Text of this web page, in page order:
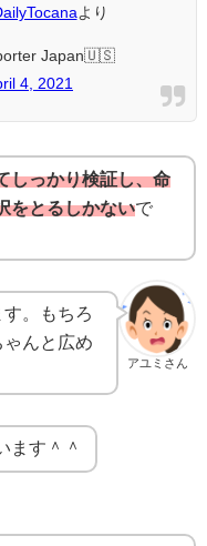
より
Japan🇺🇸
4, 2021
しっかり検証し、命
をとるしかないで
アユミさん
。もちろ
んと広め
ます＾＾